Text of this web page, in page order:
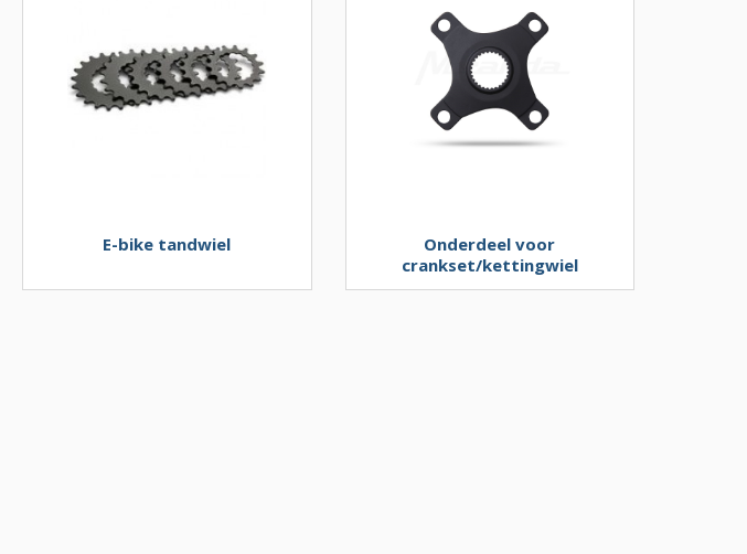
E-bike tandwiel
Onderdeel voor
crankset/kettingwiel